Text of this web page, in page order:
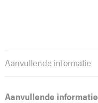
Aanvullende informatie
Aanvullende informatie